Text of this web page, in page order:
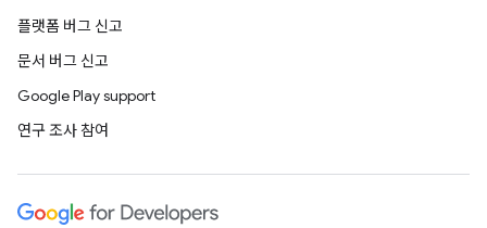
플랫폼 버그 신고
문서 버그 신고
Google Play support
연구 조사 참여